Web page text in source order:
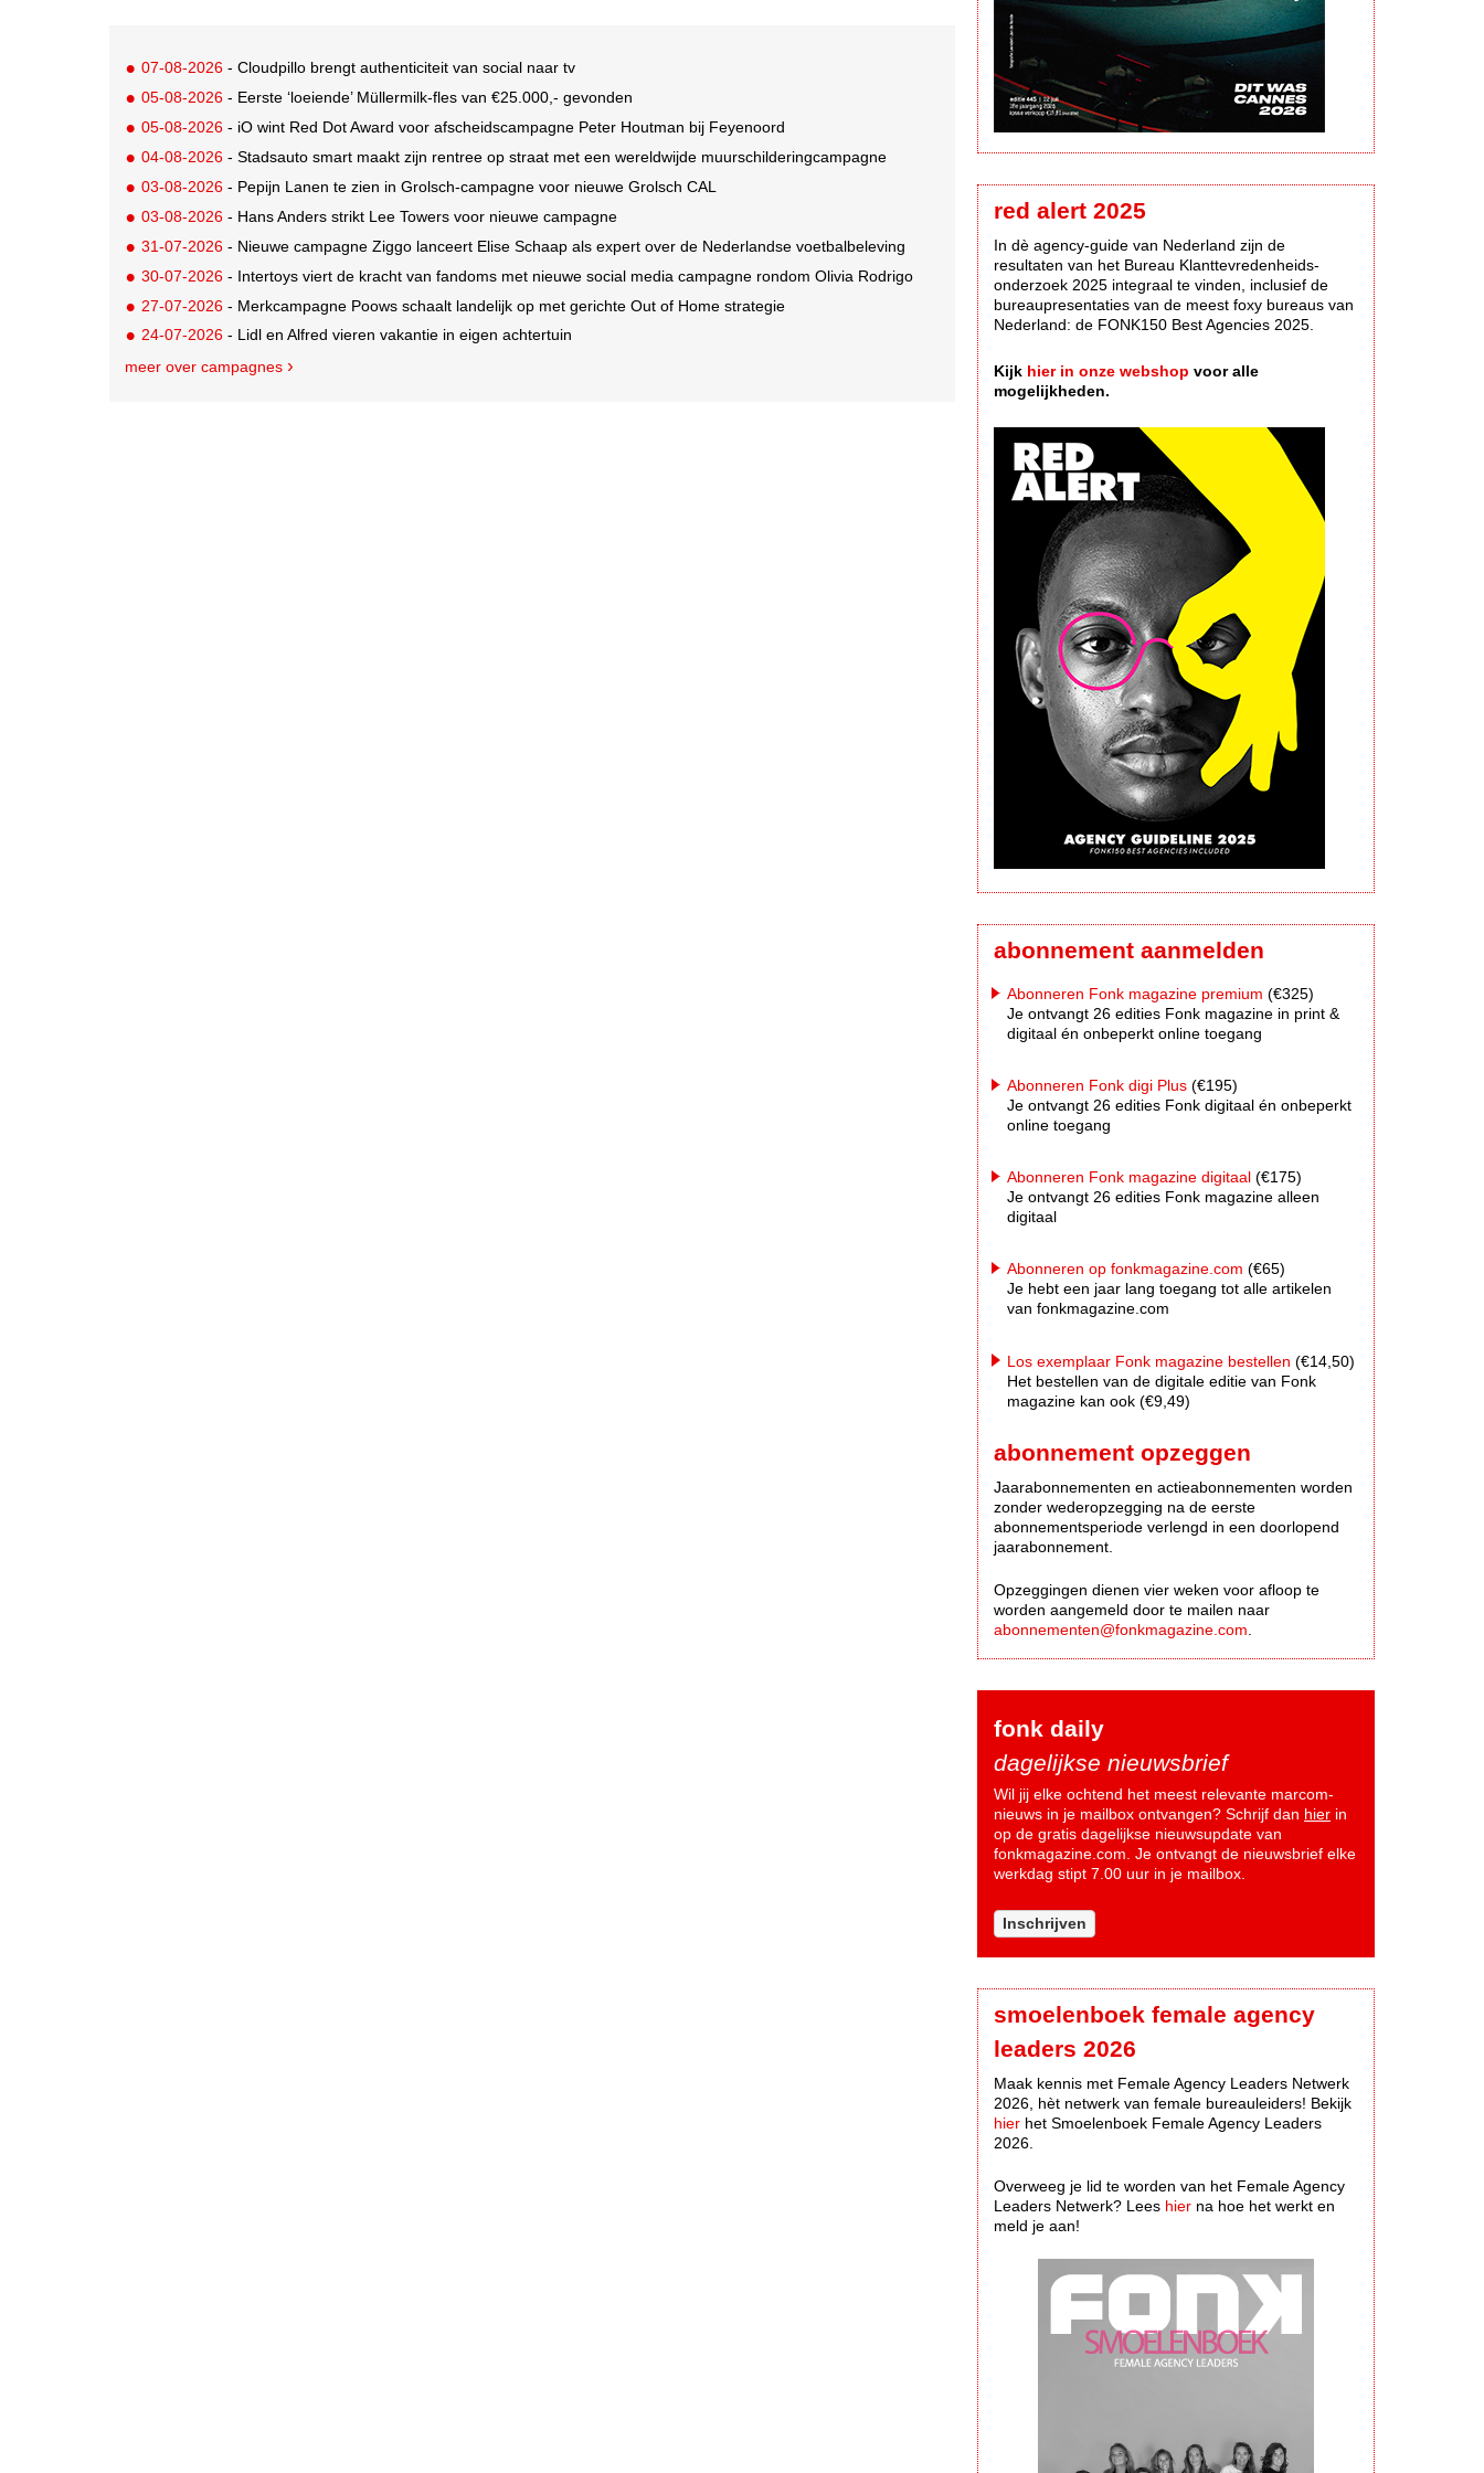
07-08-2026 - Cloudpillo brengt authenticiteit van social naar tv
05-08-2026 - Eerste ‘loeiende’ Müllermilk-fles van €25.000,- gevonden
05-08-2026 - iO wint Red Dot Award voor afscheidscampagne Peter Houtman bij Feyenoord
04-08-2026 - Stadsauto smart maakt zijn rentree op straat met een wereldwijde muurschilderingcampagne
03-08-2026 - Pepijn Lanen te zien in Grolsch-campagne voor nieuwe Grolsch CAL
03-08-2026 - Hans Anders strikt Lee Towers voor nieuwe campagne
31-07-2026 - Nieuwe campagne Ziggo lanceert Elise Schaap als expert over de Nederlandse voetbalbeleving
30-07-2026 - Intertoys viert de kracht van fandoms met nieuwe social media campagne rondom Olivia Rodrigo
27-07-2026 - Merkcampagne Poows schaalt landelijk op met gerichte Out of Home strategie
24-07-2026 - Lidl en Alfred vieren vakantie in eigen achtertuin
meer over campagnes
red alert 2025
In dè agency-guide van Nederland zijn de
resultaten van het Bureau Klanttevredenheids-
onderzoek 2025 integraal te vinden, inclusief de
bureaupresentaties van de meest foxy bureaus van
Nederland: de FONK150 Best Agencies 2025.
Kijk hier in onze webshop voor alle
mogelijkheden.
abonnement aanmelden
Abonneren Fonk magazine premium (€325)
Je ontvangt 26 edities Fonk magazine in print &
digitaal én onbeperkt online toegang
Abonneren Fonk digi Plus (€195)
Je ontvangt 26 edities Fonk digitaal én onbeperkt
online toegang
Abonneren Fonk magazine digitaal (€175)
Je ontvangt 26 edities Fonk magazine alleen
digitaal
Abonneren op fonkmagazine.com (€65)
Je hebt een jaar lang toegang tot alle artikelen
van fonkmagazine.com
Los exemplaar Fonk magazine bestellen (€14,50)
Het bestellen van de digitale editie van Fonk
magazine kan ook (€9,49)
abonnement opzeggen
Jaarabonnementen en actieabonnementen worden
zonder wederopzegging na de eerste
abonnementsperiode verlengd in een doorlopend
jaarabonnement.
Opzeggingen dienen vier weken voor afloop te
worden aangemeld door te mailen naar
abonnementen@fonkmagazine.com
fonk daily
dagelijkse nieuwsbrief
Wil jij elke ochtend het meest relevante marcom-
nieuws in je mailbox ontvangen? Schrijf dan hier in
op de gratis dagelijkse nieuwsupdate van
fonkmagazine.com. Je ontvangt de nieuwsbrief elke
werkdag stipt 7.00 uur in je mailbox.
Inschrijven
smoelenboek female agency
leaders 2026
Maak kennis met Female Agency Leaders Netwerk
2026, hèt netwerk van female bureauleiders! Bekijk
hier het Smoelenboek Female Agency Leaders
2026.
Overweeg je lid te worden van het Female Agency
Leaders Netwerk? Lees hier na hoe het werkt en
meld je aan!